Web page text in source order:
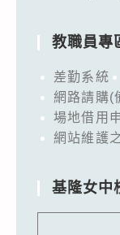
教職員專
差勤系統
網路請購(
場地借用
網站維護
基隆女中